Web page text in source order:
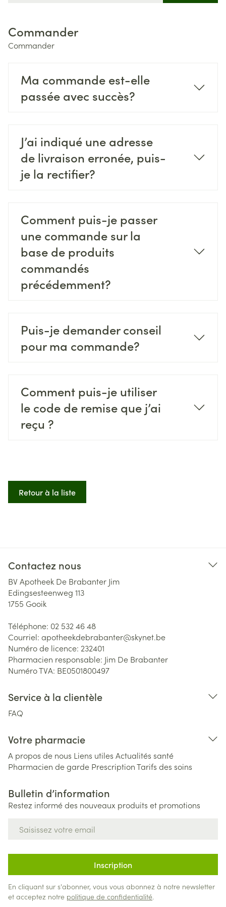
Commander
Commander
Ma commande est-elle
passée avec succès?
J’ai indiqué une adresse
de livraison erronée, puis-
je la rectifier?
Comment puis-je passer
une commande sur la
base de produits
commandés
précédemment?
Puis-je demander conseil
pour ma commande?
Comment puis-je utiliser
le code de remise que j’ai
reçu ?
Retour à la liste
Contactez nous
BV Apotheek De Brabanter Jim
Edingsesteenweg 113
1755 Gooik
Téléphone: 02 532 46 48
Courriel: apotheekdebrabanter@skynet.be
Numéro de licence: 232401
Pharmacien responsable: Jim De Brabanter
Numéro TVA: BE0501800497
Service à la clientèle
FAQ
Votre pharmacie
A propos de nous Liens utiles Actualités santé
Pharmacien de garde PrescriptionTarifs des soins
Bulletin d’information
Restez informé des nouveaux produits et promotions
Inscription
En cliquant sur s'abonner, vous vous abonnez à notre newsletter
et acceptez notre politique de confidentialité.